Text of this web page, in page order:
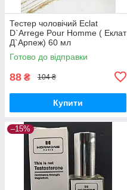
Тестер чоловічий Eclat
D`Arrege Pour Homme ( Еклат
Д`Арпеж) 60 мл
Готово до відправки
88 ₴ 104 ₴
Купити
–15%